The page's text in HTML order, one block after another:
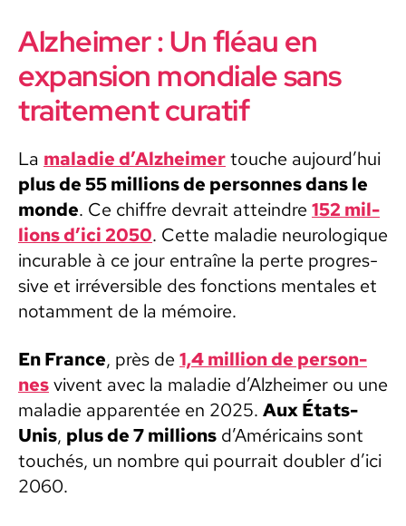
Alzheimer : Un fléau en
expansion mondiale sans
traitement curatif
La mal­adie d’Alzheimertouche aujourd’hui
plus de 55 mil­lions de per­son­nes dans le
monde. Ce chiffre devrait attein­dre 152 mil­
lions d’ici 2050. Cette mal­adie neu­rologique
incur­able à ce jour entraîne la perte pro­gres­
sive et irréversible des fonc­tions men­tales et
notam­ment de la mémoire.
En France, près de 1,4 mil­lion de per­son­
nesvivent avec la mal­adie d’Alzheimer ou une
mal­adie appar­en­tée en 2025. Aux États-
Unis, plus de 7 mil­lions d’Américains sont
touchés, un nom­bre qui pour­rait dou­bler d’ici
2060.